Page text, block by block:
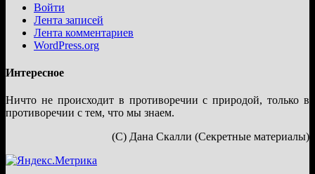
Войти
Лента записей
Лента комментариев
WordPress.org
Интересное
Ничто не происходит в противоречии с природой, только в
противоречии с тем, что мы знаем.
(С) Дана Скалли (Секретные материалы)